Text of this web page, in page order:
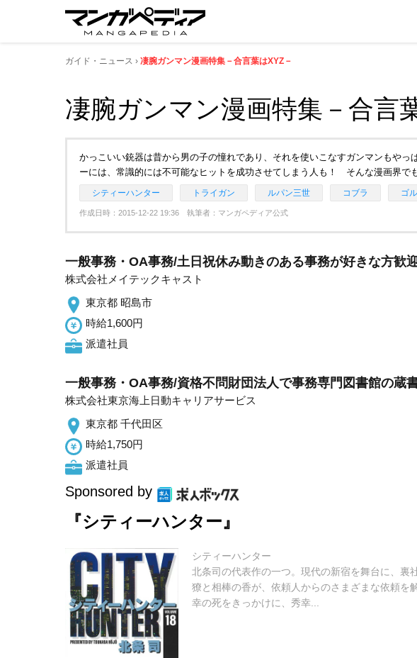
ガイド・ニュース 凄腕ガンマン漫画特集－合言葉はXYZ－
凄腕ガンマン漫画特集－合言
かっこいい銃器は昔から男の子の憧れであり、それを使いこなすガンマンもやっ
ーには、常識的には不可能なヒットを成功させてしまう人も！ そんな漫画界で
シティーハンター トライガン ルパン三世 コブラ ゴ
作成日時：2015-12-22 19:36 執筆者：マンガペディア公式
一般事務・OA事務/土日祝休み動きのある事務が好きな方歓
株式会社メイテックキャスト
東京都 昭島市
時給1,600円
派遣社員
一般事務・OA事務/資格不問財団法人で事務専門図書館の蔵
株式会社東京海上日動キャリアサービス
東京都 千代田区
時給1,750円
派遣社員
Sponsored by
『シティーハンター』
シティーハンター
北条司の代表作の一つ。現代の新宿を舞台に、裏
獠と相棒の香が、依頼人からのさまざまな依頼を
幸の死をきっかけに、秀幸...